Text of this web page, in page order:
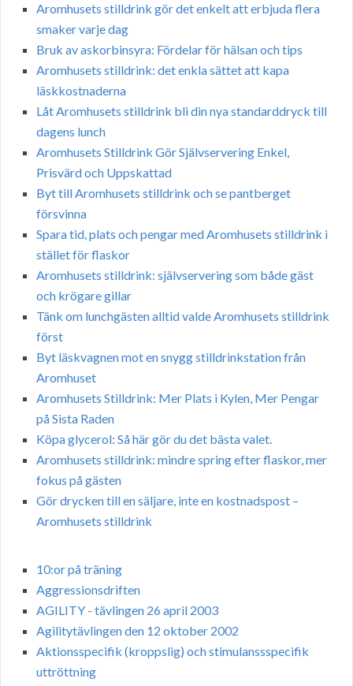
Aromhusets stilldrink gör det enkelt att erbjuda flera
smaker varje dag
Bruk av askorbinsyra: Fördelar för hälsan och tips
Aromhusets stilldrink: det enkla sättet att kapa
läskkostnaderna
Låt Aromhusets stilldrink bli din nya standarddryck till
dagens lunch
Aromhusets Stilldrink Gör Självservering Enkel,
Prisvärd och Uppskattad
Byt till Aromhusets stilldrink och se pantberget
försvinna
Spara tid, plats och pengar med Aromhusets stilldrink i
stället för flaskor
Aromhusets stilldrink: självservering som både gäst
och krögare gillar
Tänk om lunchgästen alltid valde Aromhusets stilldrink
först
Byt läskvagnen mot en snygg stilldrinkstation från
Aromhuset
Aromhusets Stilldrink: Mer Plats i Kylen, Mer Pengar
på Sista Raden
Köpa glycerol: Så här gör du det bästa valet.
Aromhusets stilldrink: mindre spring efter flaskor, mer
fokus på gästen
Gör drycken till en säljare, inte en kostnadspost –
Aromhusets stilldrink
10:or på träning
Aggressionsdriften
AGILITY - tävlingen 26 april 2003
Agilitytävlingen den 12 oktober 2002
Aktionsspecifik (kroppslig) och stimulanssspecifik
uttröttning